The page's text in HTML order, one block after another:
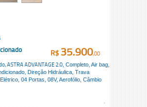
ASTRA ADVANTAGE 2.0 , Completo, Air bag,
Direção Hidráulica, Trava
04 Portas, 08V, Aerofólio, Câmbio
R$ 35.900,00